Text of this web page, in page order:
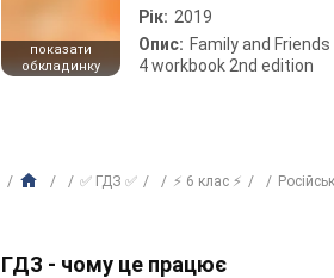
показати
обкладинку
Рік: 2019
Опис: Family and Friends
4 workbook 2nd edition
✅ ГДЗ ✅ ⚡ 6 клас ⚡
ГДЗ - чому це працює